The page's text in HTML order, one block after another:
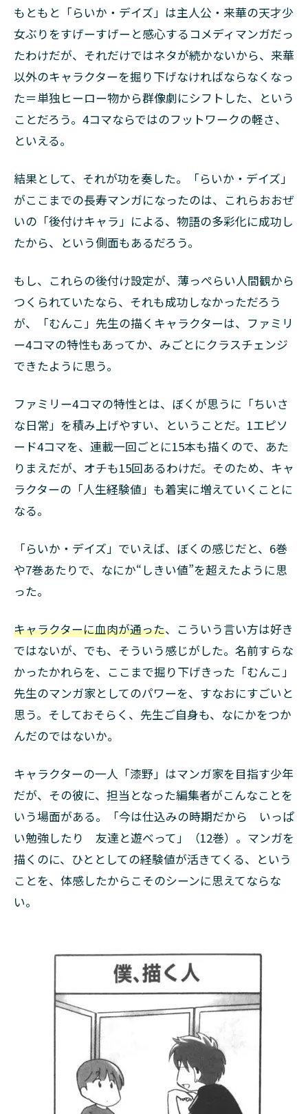
もともと「らいか・デイズ」は主人公・来華の天才少
女ぶりをすげーすげーと感心するコメディマンガだっ
たわけだが、それだけではネタが続かないから、来華
以外のキャラクターを掘り下げなければならなくなっ
た＝単独ヒーロー物から群像劇にシフトした、という
ことだろう。4コマならではのフットワークの軽さ、
といえる。
結果として、それが功を奏した。「らいか・デイズ」
がここまでの長寿マンガになったのは、これらおおぜ
いの「後付けキャラ」による、物語の多彩化に成功し
たから、という側面もあるだろう。
もし、これらの後付け設定が、薄っぺらい人間観から
つくられていたなら、それも成功しなかっただろう
が、「むんこ」先生の描くキャラクターは、ファミリ
ー4コマの特性もあってか、みごとにクラスチェンジ
できたように思う。
ファミリー4コマの特性とは、ぼくが思うに「ちいさ
な日常」を積み上げやすい、ということだ。1エピソ
ード4コマを、連載一回ごとに15本も描くので、あた
りまえだが、オチも15回あるわけだ。そのため、キャ
ラクターの「人生経験値」も着実に増えていくことに
なる。
「らいか・デイズ」でいえば、ぼくの感じだと、6巻
や7巻あたりで、なにか“しきい値”を超えたように思
った。
キャラクターに血肉が通った、こういう言い方は好き
ではないが、でも、そういう感じがした。名前すらな
かったかれらを、ここまで掘り下げきった「むんこ」
先生のマンガ家としてのパワーを、すなおにすごいと
思う。そしておそらく、先生ご自身も、なにかをつか
んだのではないか。
キャラクターの一人「漆野」はマンガ家を目指す少年
だが、その彼に、担当となった編集者がこんなことを
いう場面がある。「今は仕込みの時期だから いっぱ
い勉強したり 友達と遊べって」（12巻）。マンガを
描くのに、ひととしての経験値が活きてくる、という
ことを、体感したからこそのシーンに思えてならな
い。